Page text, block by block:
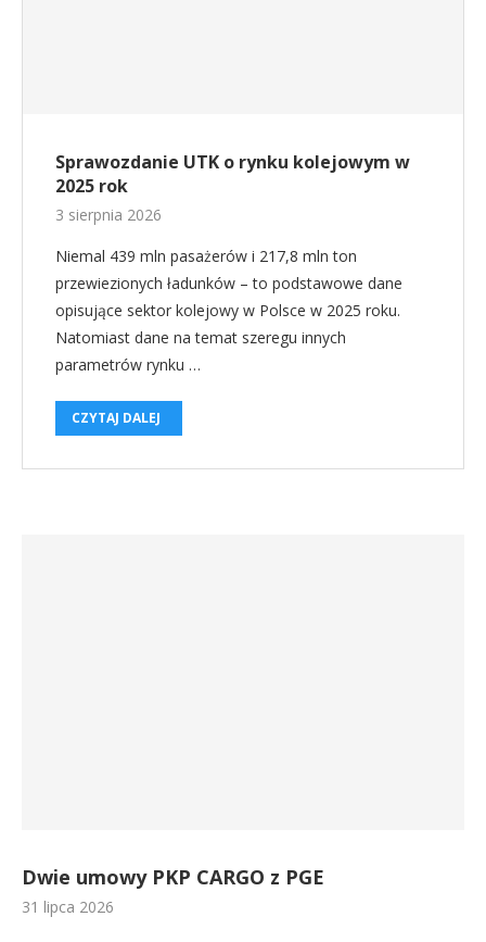
Sprawozdanie UTK o rynku kolejowym w
2025 rok
3 sierpnia 2026
Niemal 439 mln pasażerów i 217,8 mln ton
przewiezionych ładunków – to podstawowe dane
opisujące sektor kolejowy w Polsce w 2025 roku.
Natomiast dane na temat szeregu innych
parametrów rynku …
CZYTAJ DALEJ
Dwie umowy PKP CARGO z PGE
31 lipca 2026